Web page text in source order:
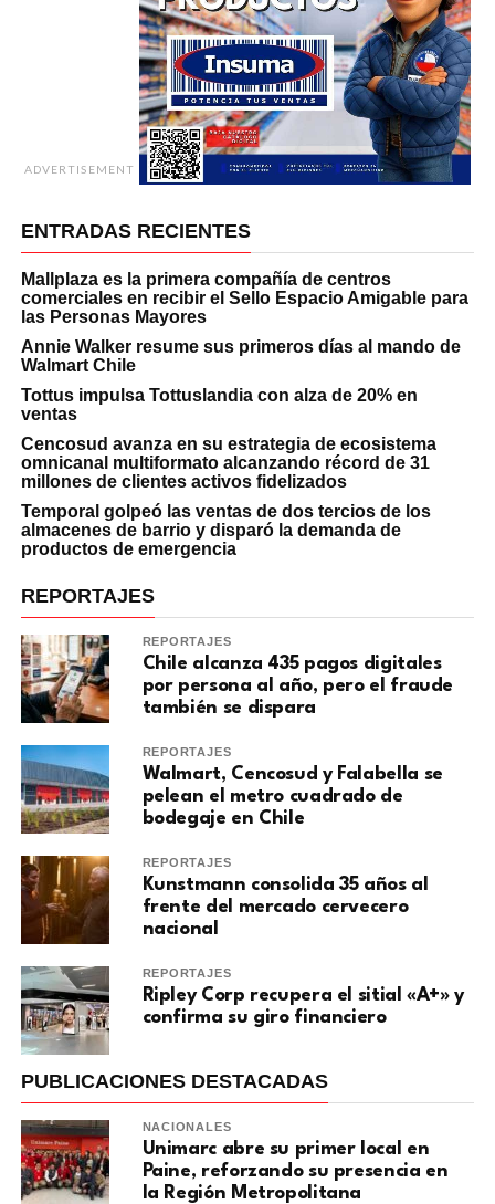
ADVERTISEMENT
ENTRADAS RECIENTES
Mallplaza es la primera compañía de centros
comerciales en recibir el Sello Espacio Amigable para
las Personas Mayores
Annie Walker resume sus primeros días al mando de
Walmart Chile
Tottus impulsa Tottuslandia con alza de 20% en
ventas
Cencosud avanza en su estrategia de ecosistema
omnicanal multiformato alcanzando récord de 31
millones de clientes activos fidelizados
Temporal golpeó las ventas de dos tercios de los
almacenes de barrio y disparó la demanda de
productos de emergencia
REPORTAJES
REPORTAJES
Chile alcanza 435 pagos digitales
por persona al año, pero el fraude
también se dispara
REPORTAJES
Walmart, Cencosud y Falabella se
pelean el metro cuadrado de
bodegaje en Chile
REPORTAJES
Kunstmann consolida 35 años al
frente del mercado cervecero
nacional
REPORTAJES
Ripley Corp recupera el sitial «A+» y
confirma su giro financiero
PUBLICACIONES DESTACADAS
NACIONALES
Unimarc abre su primer local en
Paine, reforzando su presencia en
la Región Metropolitana